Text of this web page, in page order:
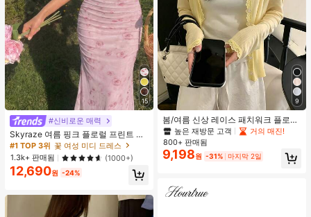
15
#신비로운 매력
Skyraze 여름 핑크 플로럴 프린트 주
름 메쉬 캐미 롱 드레스, 여름 드레스,
봄 옷
#1 TOP 3위 꽃 여성 미디 드레스
1.3k+ 판매됨
(1000+)
12,690원 -24%
9
봄/여름 신상 레이스 패치워크 플로럴
트림 소프트 니트 가디건 경량 재킷 탑
여성용, 코티지코어 옐로우
높은 재방문 고객
거의 매진!
800+ 판매됨
9,198원 -31% 마지막 2일